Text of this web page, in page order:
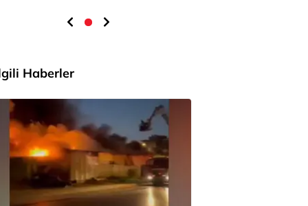
Haberler